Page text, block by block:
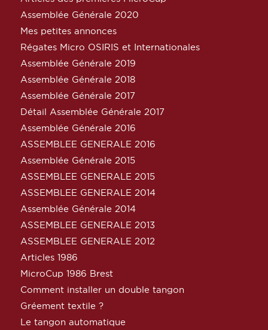
Assemblée Générale 2020
Mes petites annonces
Régates Micro OSIRIS et Internationales
Assemblée Générale 2019
Assemblée Générale 2018
Assemblée Générale 2017
Détail Assemblée Générale 2017
Assemblée Générale 2016
ASSEMBLEE GENERALE 2016
Assemblée Générale 2015
ASSEMBLEE GENERALE 2015
ASSEMBLEE GENERALE 2014
Assemblée Générale 2014
ASSEMBLEE GENERALE 2013
ASSEMBLEE GENERALE 2012
Articles 1986
MicroCup 1986 Brest
Comment installer un double tangon
Gréement textile ?
Le tangon automatique